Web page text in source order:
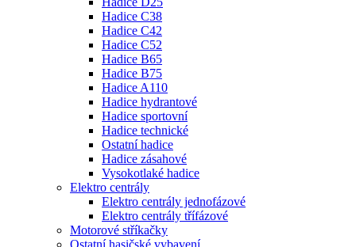
Hadice C38
Hadice C42
Hadice C52
Hadice B65
Hadice B75
Hadice A110
Hadice hydrantové
Hadice sportovní
Hadice technické
Ostatní hadice
Hadice zásahové
Vysokotlaké hadice
Elektro centrály
Elektro centrály jednofázové
Elektro centrály třífázové
Motorové stříkačky
Ostatní hasičské vybavení